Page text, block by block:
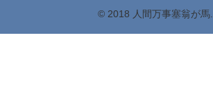
© 2018 人間万事塞翁が馬.